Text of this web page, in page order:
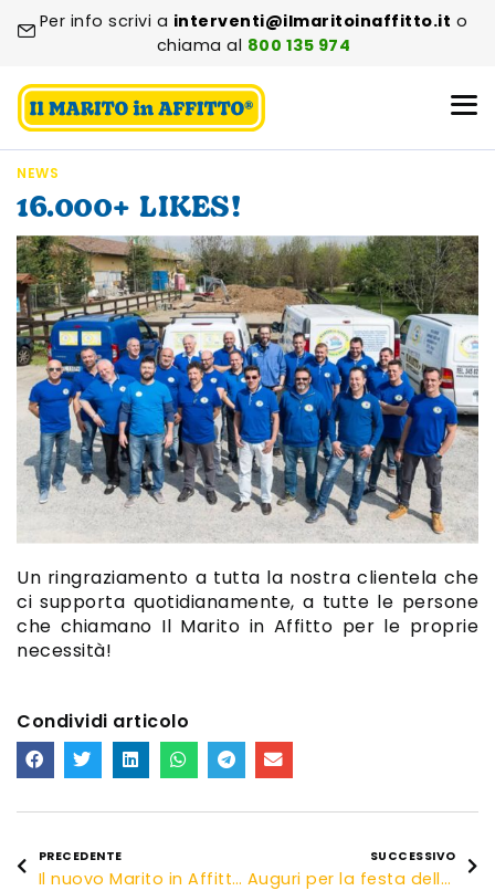
Per info scrivi a interventi@ilmaritoinaffitto.it o
chiama al 800 135 974
NEWS
16.000+ LIKES!
Un ringraziamento a tutta la nostra clientela che
ci supporta quotidianamente, a tutte le persone
che chiamano Il Marito in Affitto per le proprie
necessità!
Condividi articolo
PRECEDENTE
Il nuovo Marito in Affitto di Conegliano Mirco Feltrin!
SUCCESSIVO
Auguri per la festa della mamma!